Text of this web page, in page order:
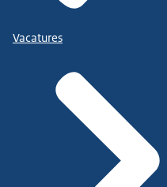
Vacatures